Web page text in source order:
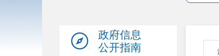
政府信息
公开指南